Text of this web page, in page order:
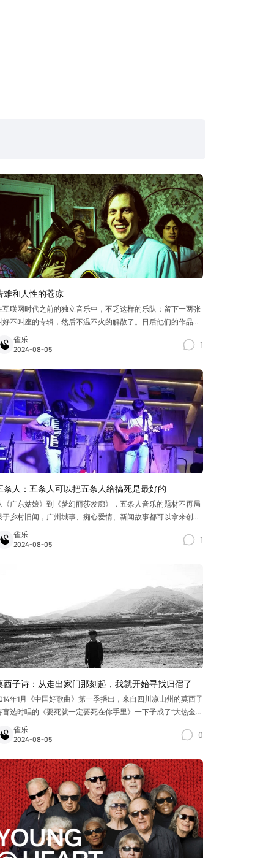
难和人性的苍凉
互联网时代之前的独立音乐中，不乏这样的乐队：留下一两张
好不叫座的专辑，然后不温不火的解散了。日后他们的作品凭
极佳的口碑，逐渐发酵，最终成为无数乐迷心中的杰作。这就
是某种佳酿，窖藏的时日尚久才会如此醇香。Neutral Milk
the Sea（后文简称Aeroplane）在他们解散后，成为许多
迷心中最
雀乐
2024-08-05
1
条人：五条人可以把五条人给搞死是最好的
《广东姑娘》到《梦幻丽莎发廊》，五条人音乐的题材不再局
于乡村旧闻，广州城事、痴心爱情、新闻故事都可以拿来创作
演唱。
雀乐
2024-08-05
1
西子诗：从走出家门那刻起，我就开始寻找归宿了
年1月《中国好歌曲》第一季播出，来自四川凉山州的莫西子
盲选时唱的《要死就一定要死在你手里》一下子成了“大热金
”。同年九月，他发行了第一张专辑《原野》，没有收录这首他
出名的“血腥情歌”。他所作的《不要怕》被吉克隽逸在2012年
雀乐
2024-08-05
0